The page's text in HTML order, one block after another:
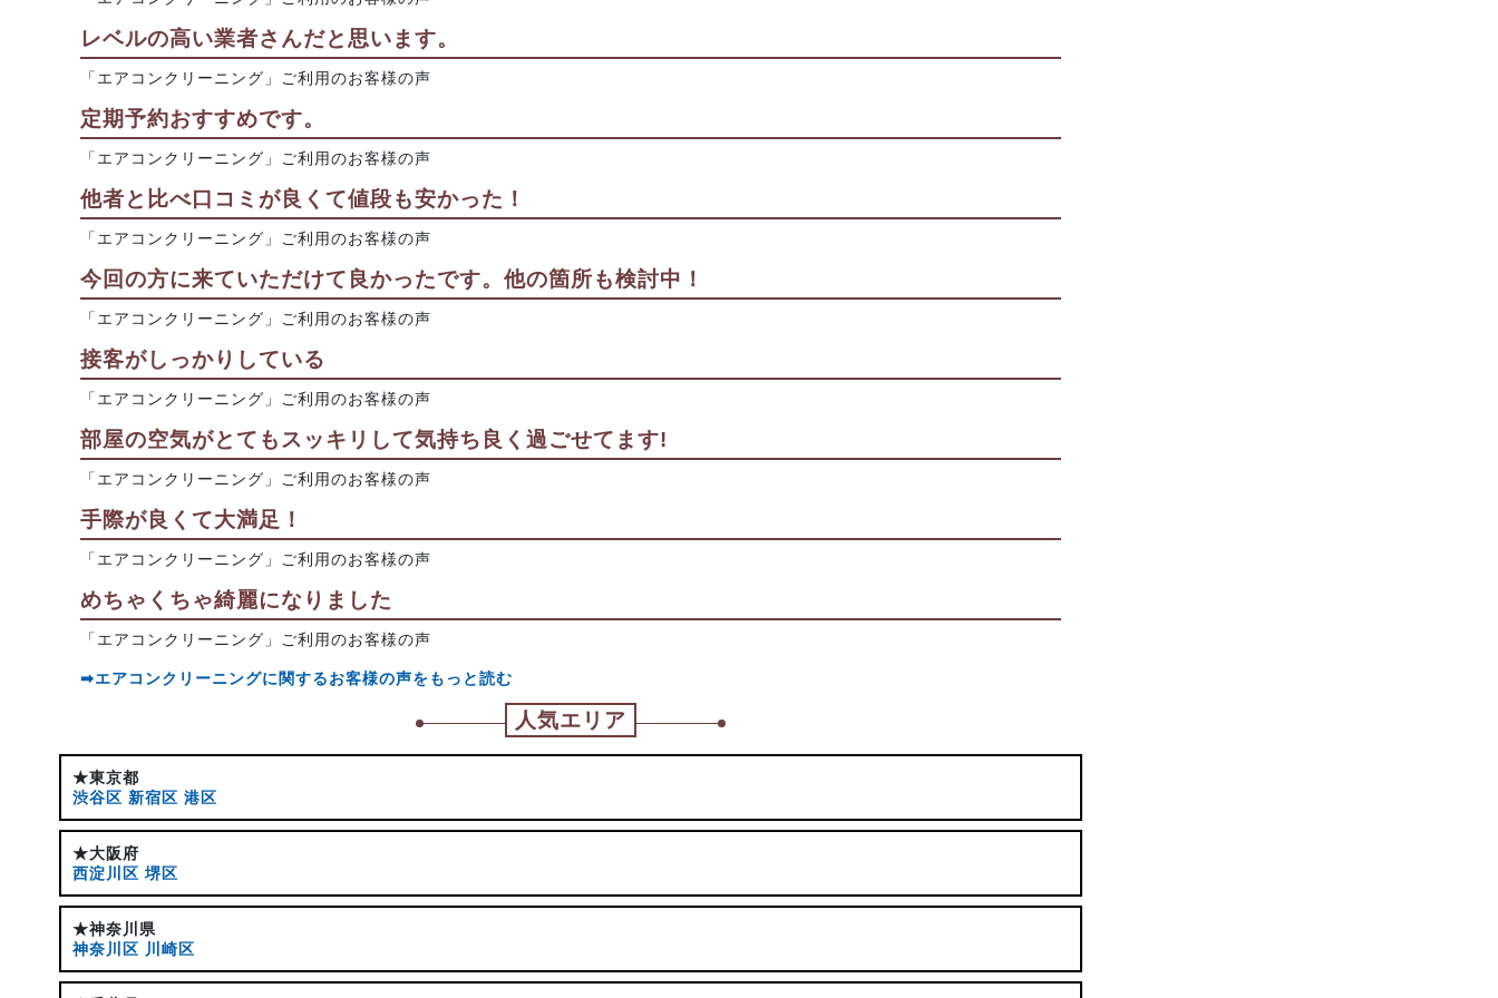
レベルの高い業者さんだと思います。
「エアコンクリーニング」ご利用のお客様の声
定期予約おすすめです。
「エアコンクリーニング」ご利用のお客様の声
他者と比べ口コミが良くて値段も安かった！
「エアコンクリーニング」ご利用のお客様の声
今回の方に来ていただけて良かったです。他の箇所も検討中！
「エアコンクリーニング」ご利用のお客様の声
接客がしっかりしている
「エアコンクリーニング」ご利用のお客様の声
部屋の空気がとてもスッキリして気持ち良く過ごせてます!
「エアコンクリーニング」ご利用のお客様の声
手際が良くて大満足！
「エアコンクリーニング」ご利用のお客様の声
めちゃくちゃ綺麗になりました
「エアコンクリーニング」ご利用のお客様の声
➡エアコンクリーニングに関するお客様の声をもっと読む
人気エリア
★東京都
渋谷区 新宿区 港区
★大阪府
西淀川区 堺区
★神奈川県
神奈川区 川崎区